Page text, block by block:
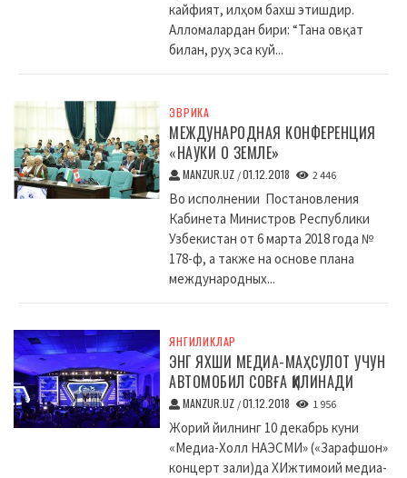
кайфият, илҳом бахш этишдир.
Алломалардан бири: “Тана овқат
билан, руҳ эса куй...
ЭВРИКА
МЕЖДУНАРОДНАЯ КОНФЕРЕНЦИЯ
«НАУКИ О ЗЕМЛЕ»
MANZUR.UZ /01.12.2018 2 446
Во исполнении Постановления
Кабинета Министров Республики
Узбекистан от 6 марта 2018 года №
178-ф, а также на основе плана
международных...
ЯНГИЛИКЛАР
ЭНГ ЯХШИ МЕДИА-МАҲСУЛОТ УЧУН
АВТОМОБИЛ СОВҒА ҚИЛИНАДИ
MANZUR.UZ /01.12.2018 1 956
Жорий йилнинг 10 декабрь куни
«Медиа-Холл НАЭСМИ» («Зарафшон»
концерт зали)да XИжтимоий медиа-